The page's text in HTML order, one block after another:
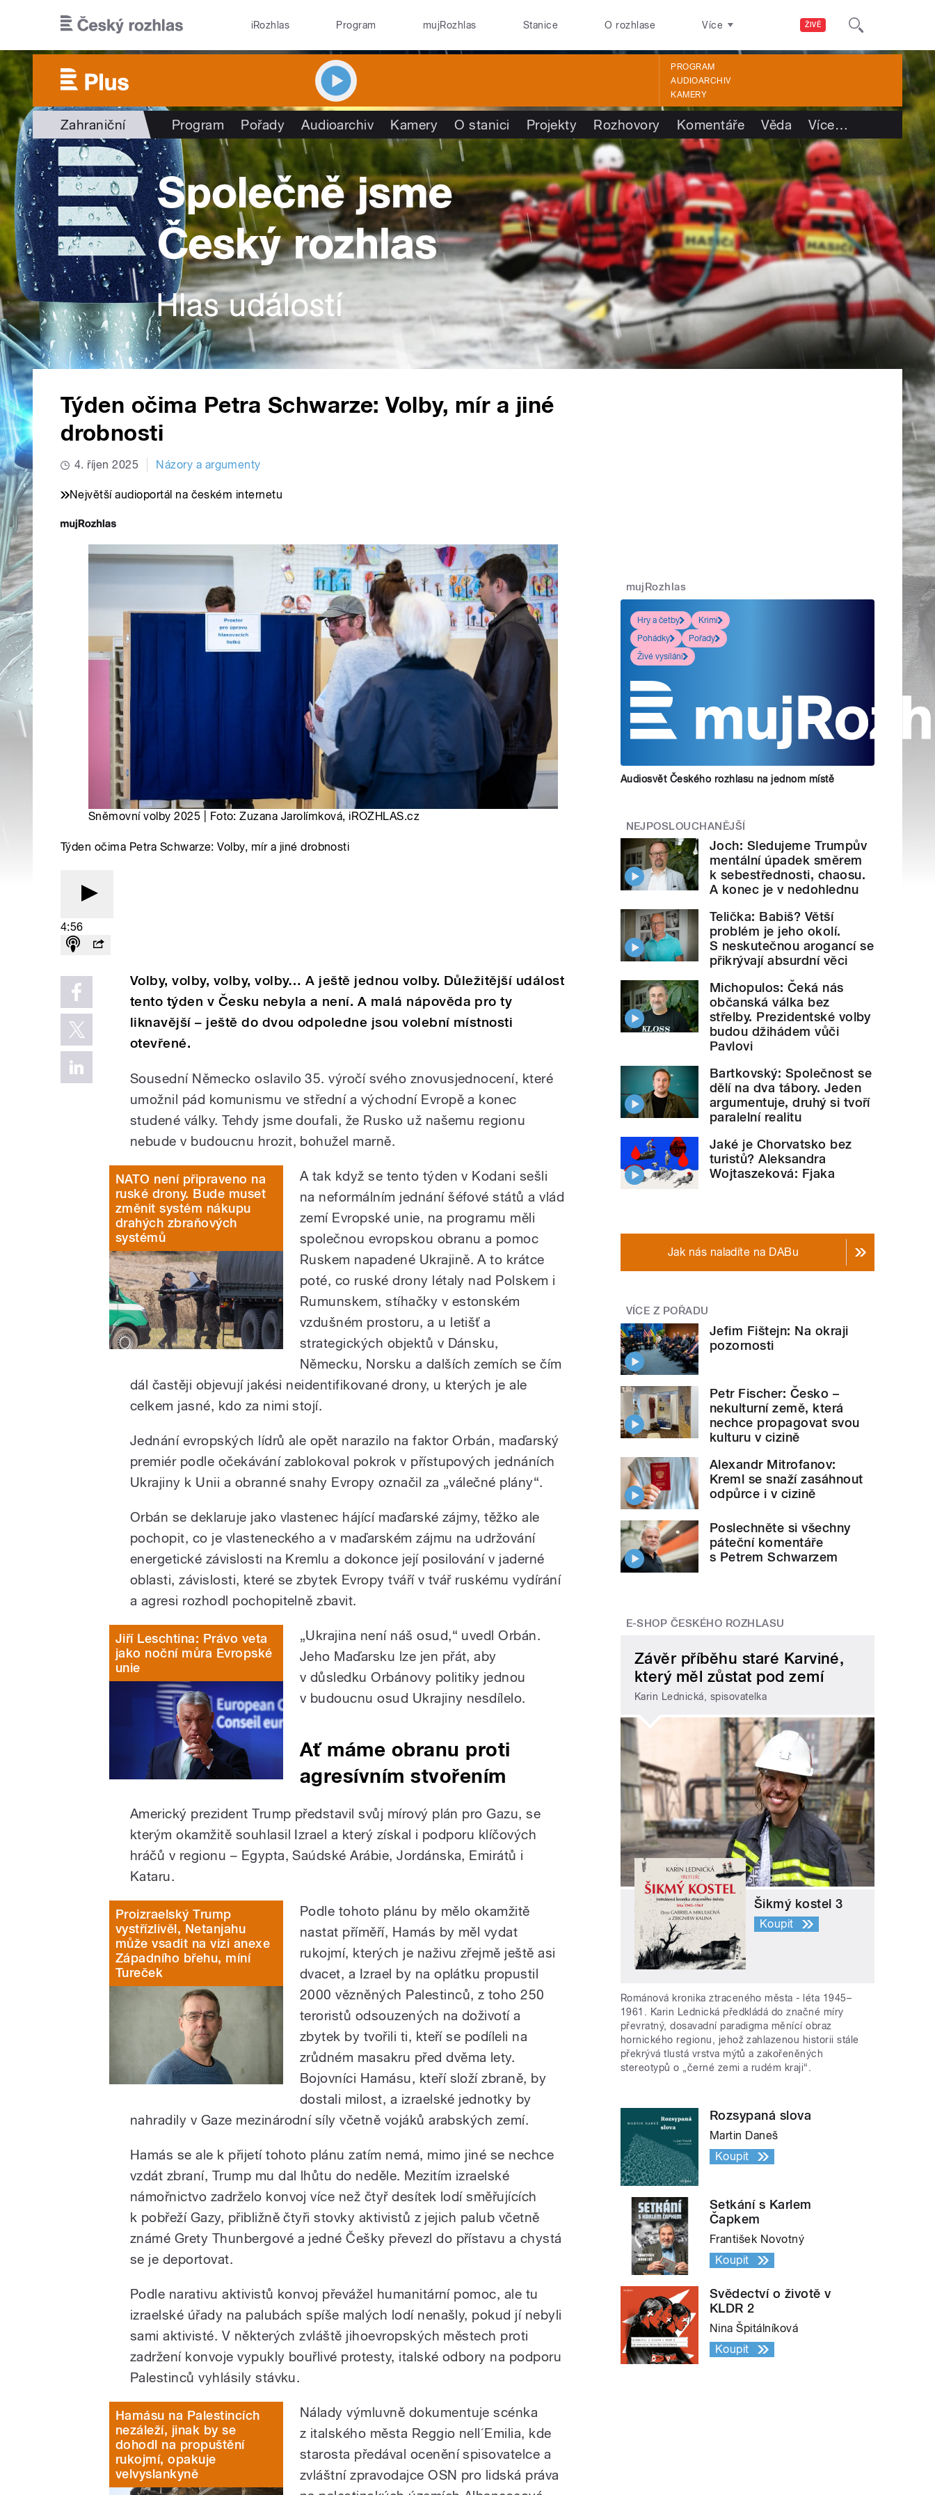
ŽIVĚ
iRozhlas Program mujRozhlas Stanice O rozhlase Více
PROGRAM
AUDIOARCHIV
KAMERY
Zahraniční Program Pořady Audioarchiv Kamery O stanici Projekty Rozhovory Komentáře Věda Více…
Týden očima Petra Schwarze: Volby, mír a jiné
drobnosti
4. říjen 2025 Názory a argumenty
Největší audioportál na českém internetu
Sněmovní volby 2025 | Foto: Zuzana Jarolímková, iROZHLAS.cz
Týden očima Petra Schwarze: Volby, mír a jiné drobnosti
4:56
Volby, volby, volby, volby… A ještě jednou volby. Důležitější událost
tento týden v Česku nebyla a není. A malá nápověda pro ty
liknavější – ještě do dvou odpoledne jsou volební místnosti
otevřené.
Sousední Německo oslavilo 35. výročí svého znovusjednocení, které
umožnil pád komunismu ve střední a východní Evropě a konec
studené války. Tehdy jsme doufali, že Rusko už našemu regionu
nebude v budoucnu hrozit, bohužel marně.
NATO není připraveno na
ruské drony. Bude muset
změnit systém nákupu
drahých zbraňových
systémů
A tak když se tento týden v Kodani sešli
na neformálním jednání šéfové států a vlád
zemí Evropské unie, na programu měli
společnou evropskou obranu a pomoc
Ruskem napadené Ukrajině. A to krátce
poté, co ruské drony létaly nad Polskem i
Rumunskem, stíhačky v estonském
vzdušném prostoru, a u letišť a
strategických objektů v Dánsku,
Německu, Norsku a dalších zemích se čím
dál častěji objevují jakési neidentifikované drony, u kterých je ale
celkem jasné, kdo za nimi stojí.
Jednání evropských lídrů ale opět narazilo na faktor Orbán, maďarský
premiér podle očekávání zablokoval pokrok v přístupových jednáních
Ukrajiny k Unii a obranné snahy Evropy označil za „válečné plány“.
Orbán se deklaruje jako vlastenec hájící maďarské zájmy, těžko ale
pochopit, co je vlasteneckého a v maďarském zájmu na udržování
energetické závislosti na Kremlu a dokonce její posilování v jaderné
oblasti, závislosti, které se zbytek Evropy tváří v tvář ruskému vydírání
a agresi rozhodl pochopitelně zbavit.
Jiří Leschtina: Právo veta
jako noční můra Evropské
unie
„Ukrajina není náš osud,“ uvedl Orbán.
Jeho Maďarsku lze jen přát, aby
v důsledku Orbánovy politiky jednou
v budoucnu osud Ukrajiny nesdílelo.
Ať máme obranu proti
agresívním stvořením
Americký prezident Trump představil svůj mírový plán pro Gazu, se
kterým okamžitě souhlasil Izrael a který získal i podporu klíčových
hráčů v regionu – Egypta, Saúdské Arábie, Jordánska, Emirátů i
Kataru.
Proizraelský Trump
vystřízlivěl, Netanjahu
může vsadit na vizi anexe
Západního břehu, míní
Tureček
Podle tohoto plánu by mělo okamžitě
nastat příměří, Hamás by měl vydat
rukojmí, kterých je naživu zřejmě ještě asi
dvacet, a Izrael by na oplátku propustil
2000 vězněných Palestinců, z toho 250
teroristů odsouzených na doživotí a
zbytek by tvořili ti, kteří se podíleli na
zrůdném masakru před dvěma lety.
Bojovníci Hamásu, kteří složí zbraně, by
dostali milost, a izraelské jednotky by
nahradily v Gaze mezinárodní síly včetně vojáků arabských zemí.
Hamás se ale k přijetí tohoto plánu zatím nemá, mimo jiné se nechce
vzdát zbraní, Trump mu dal lhůtu do neděle. Mezitím izraelské
námořnictvo zadrželo konvoj více než čtyř desítek lodí směřujících
k pobřeží Gazy, přibližně čtyři stovky aktivistů z jejich palub včetně
známé Grety Thunbergové a jedné Češky převezl do přístavu a chystá
se je deportovat.
Podle narativu aktivistů konvoj převážel humanitární pomoc, ale tu
izraelské úřady na palubách spíše malých lodí nenašly, pokud jí nebyli
sami aktivisté. V některých zvláště jihoevropských městech proti
zadržení konvoje vypukly bouřlivé protesty, italské odbory na podporu
Palestinců vyhlásily stávku.
Hamásu na Palestincích
nezáleží, jinak by se
dohodl na propuštění
rukojmí, opakuje
velvyslankyně
Nálady výmluvně dokumentuje scénka
z italského města Reggio nell´Emilia, kde
starosta předával ocenění spisovatelce a
zvláštní zpravodajce OSN pro lidská práva
mujRozhlas
Hry a četby
Krimi
Pohádky
Pořady
Živé vysílání
Audiosvět Českého rozhlasu na jednom místě
NEJPOSLOUCHANĚJŠÍ
Joch: Sledujeme Trumpův
mentální úpadek směrem
k sebestřednosti, chaosu.
A konec je v nedohlednu
Telička: Babiš? Větší
problém je jeho okolí.
S neskutečnou arogancí se
přikrývají absurdní věci
Michopulos: Čeká nás
občanská válka bez
střelby. Prezidentské volby
budou džihádem vůči
Pavlovi
Bartkovský: Společnost se
dělí na dva tábory. Jeden
argumentuje, druhý si tvoří
paralelní realitu
Jaké je Chorvatsko bez
turistů? Aleksandra
Wojtaszeková: Fjaka
Jak nás naladíte na DABu
VÍCE Z POŘADU
Jefim Fištejn: Na okraji
pozornosti
Petr Fischer: Česko –
nekulturní země, která
nechce propagovat svou
kulturu v cizině
Alexandr Mitrofanov:
Kreml se snaží zasáhnout
odpůrce i v cizině
Poslechněte si všechny
páteční komentáře
s Petrem Schwarzem
E-SHOP ČESKÉHO ROZHLASU
Závěr příběhu staré Karviné,
který měl zůstat pod zemí
Karin Lednická, spisovatelka
Šikmý kostel 3
Koupit
Románová kronika ztraceného města - léta 1945–
1961. Karin Lednická předkládá do značné míry
převratný, dosavadní paradigma měnící obraz
hornického regionu, jehož zahlazenou historii stále
překrývá tlustá vrstva mýtů a zakořeněných
stereotypů o „černé zemi a rudém kraji“.
Rozsypaná slova
Martin Daneš
Koupit
Setkání s Karlem
Čapkem
František Novotný
Koupit
Svědectví o životě v
KLDR 2
Nina Špitálníková
Koupit